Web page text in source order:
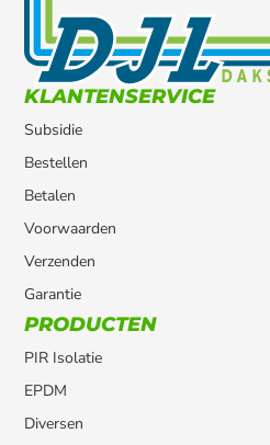
KLANTENSERVICE
Subsidie
Bestellen
Betalen
Voorwaarden
Verzenden
Garantie
PRODUCTEN
PIR Isolatie
EPDM
Diversen